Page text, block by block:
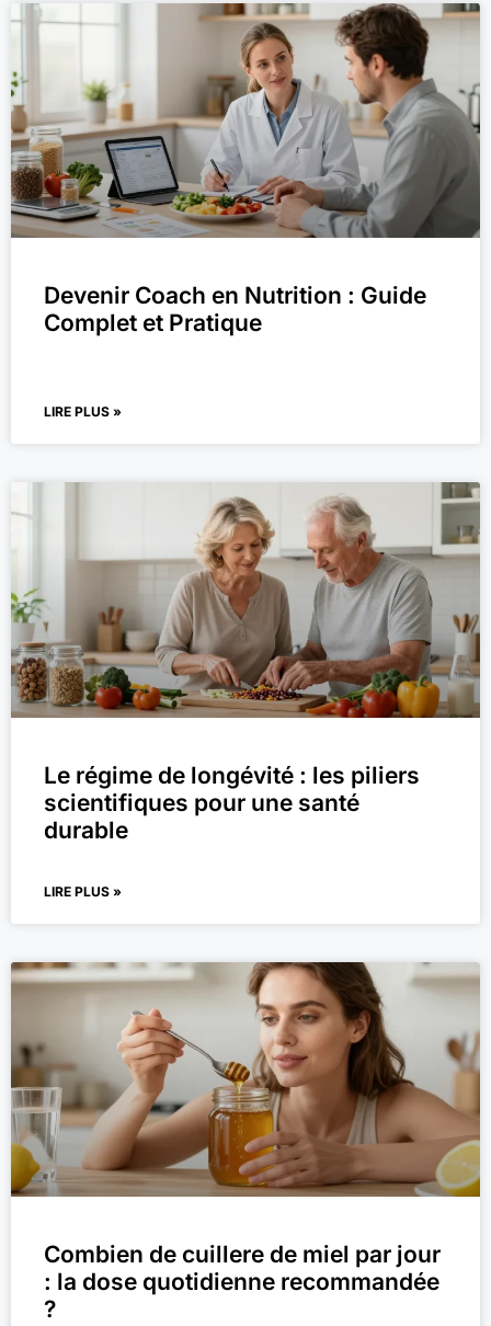
Devenir Coach en Nutrition : Guide
Complet et Pratique
LIRE PLUS »
Le régime de longévité : les piliers
scientifiques pour une santé
durable
LIRE PLUS »
Combien de cuillere de miel par jour
: la dose quotidienne recommandée
?